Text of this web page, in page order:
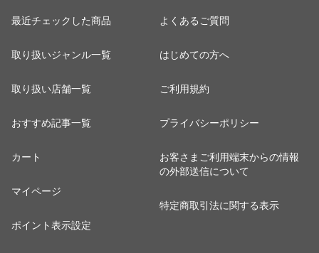
最近チェックした商品
取り扱いジャンル一覧
取り扱い店舗一覧
おすすめ記事一覧
カート
マイページ
ポイント表示設定
よくあるご質問
はじめての方へ
ご利用規約
プライバシーポリシー
お客さまご利用端末からの情報
の外部送信について
特定商取引法に関する表示